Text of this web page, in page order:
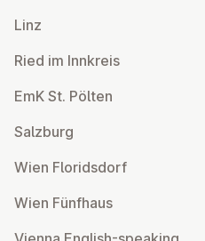
Linz
Ried im Innkreis
EmK St. Pölten
Salzburg
Wien Flo­rids­dorf
Wien Fünfhaus